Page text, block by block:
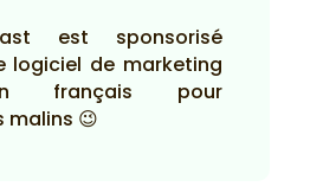
est sponsorisé
logiciel de marketing
français pour
malins 😉